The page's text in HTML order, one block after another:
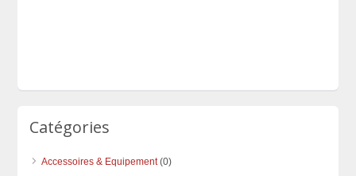
Catégories
Accessoires & Equipement(0)